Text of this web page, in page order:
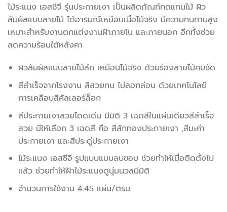
ไม้ระแนง เอสซีจี รุ่นประกายเงา เป็นผลิตภัณฑ์ทดแทนไม้ ผิว
สัมผัสแบบลายไม้ ได้อารมณ์เหมือนเนื้อไม้จริง มีความทนทานสูง
เหมาะสำหรับงานตกแต่งงานฝ้าภายใน และภายนอก อีกทั้งช่วย
ลดความร้อนใต้หลังคา
ผิวสัมผัสแบบลายไม้ลึก เหมือนไม้จริง ด้วยร่องลายไม้คมชัด
สีสำเร็จจากโรงงาน สีสวยทน ไม่ลอกล่อน ด้วยเทคโนโลยี
การเคลือบสีคัลเลอร์ล็อก
สีประกายเงาสวยโดดเด่น มีมิติ 3 เฉดสีในแผ่นเดียวสีสำเร็จ
สวย มีให้เลือก 3 เฉดสี คือ สีสักทองประกายเงา ,สีมะค่า
ประกายเงา และสีประดู่ประกายเงา
ไม้ระแนง เอสซีจี รูปแบบแบบลบขอบ ช่วยทำให้เมื่อติดตั้งไป
แล้ว ช่วยทำให้ฝ้าไม้ระแนงดูนุ่มนวลมีมิติ
จำนวนการใช้งาน 4.45 แผ่น/ตรม.